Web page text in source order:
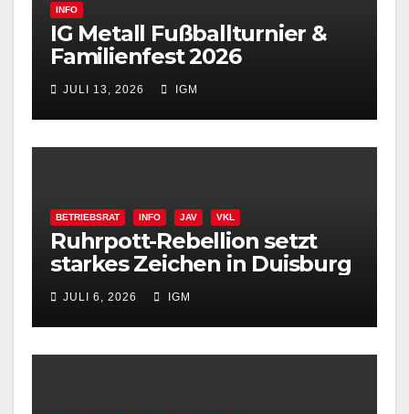
INFO
IG Metall Fußballturnier &
Familienfest 2026
JULI 13, 2026 IGM
BETRIEBSRAT INFO JAV VKL
Ruhrpott-Rebellion setzt
starkes Zeichen in Duisburg
JULI 6, 2026 IGM